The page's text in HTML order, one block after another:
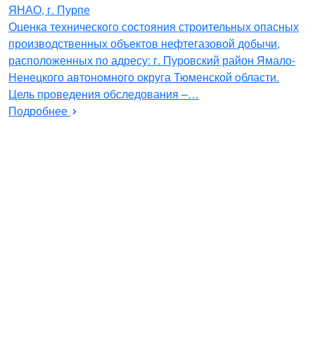
ЯНАО, г. Пурпе
Оценка технического состояния строительных опасных
производственных объектов нефтегазовой добычи,
расположенных по адресу: г. Пуровский район Ямало-
Ненецкого автономного округа Тюменской области.
Цель проведения обследования –…
Подробнее